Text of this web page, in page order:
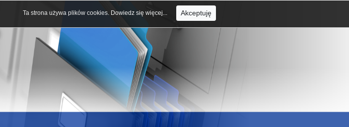
Ta strona używa plików cookies. Dowiedz się więcej... Akceptuję